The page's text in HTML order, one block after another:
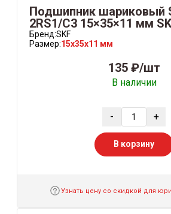
Подшипник шариковый
2RS1/C3 15×35×11 мм
Бренд:SKF
Размер:15x35x11 мм
135 ₽/шт
В наличии
- +
В корзину
Узнать цену со скидкой для